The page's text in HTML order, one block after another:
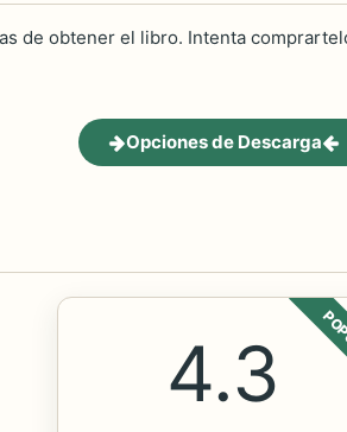
de obtener el libro. Intenta
Opciones de Descarga
4.3